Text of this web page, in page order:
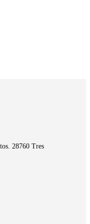
. 28760 Tres